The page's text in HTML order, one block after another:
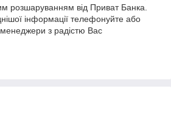
розшаруванням від Приват Банка.
інформації телефонуйте або
з радістю Вас